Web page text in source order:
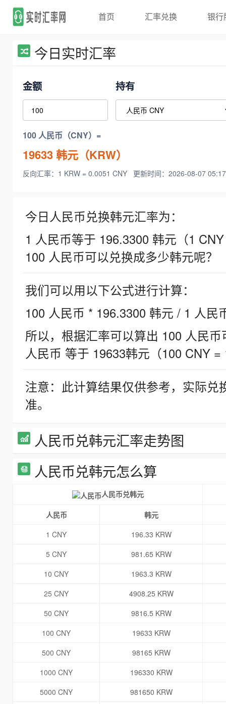
首页 汇率兑换 银行
今日实时汇率
金额 持有
100 人民币（CNY）=
19633韩元（KRW）
反向汇率：1 KRW = 0.0051 CNY 更新时间：2026-08-07
今日人民币兑换韩元汇率为：
1 人民币等于 196.3300 韩元（1
100 人民币可以兑换成多少韩元呢？
我们可以用以下公式进行计算：
100 人民币 * 196.3300 韩元 / 1 人民
所以，根据汇率可以算出 100 人民
人民币 等于 19633韩元（100 CNY =
注意：此计算结果仅供参考，实际
准。
人民币兑韩元汇率走势图
人民币兑韩元怎么算
人民币兑韩元
人民币
韩元
1 CNY
196.33 KRW
5 CNY
981.65 KRW
10 CNY
1963.3 KRW
25 CNY
4908.25 KRW
50 CNY
9816.5 KRW
100 CNY
19633 KRW
500 CNY
98165 KRW
1000 CNY
196330 KRW
5000 CNY
981650 KRW